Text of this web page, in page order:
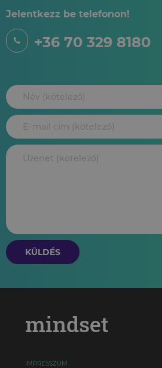
Jelentkezz be telefonon!
+36 70 329 8180
KÜLDÉS
mindset
IMPRESSZUM